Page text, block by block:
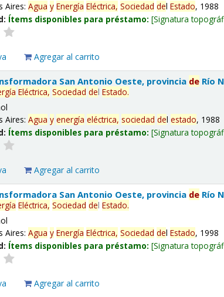
Aires:Agua y Energía Eléctrica, Sociedad delEstado, 1988
Ítems disponibles para préstamo: Signatura
Agregar al carrito
San Antonio Oeste, provincia de Río
Eléctrica, Sociedad delEstado.
Aires:Agua y energía eléctrica, sociedad delestado, 1988
Ítems disponibles para préstamo: Signatura
Agregar al carrito
San Antonio Oeste, provincia de Río
Eléctrica, Sociedad delEstado.
Aires:Agua y Energía Eléctrica, Sociedad delEstado, 1998
Ítems disponibles para préstamo: Signatura
Agregar al carrito